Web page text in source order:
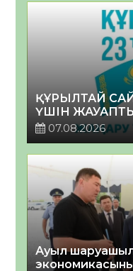
ҚҰРЫЛТАЙ
ҮШІН
07.08.2026
Ауыл
экономикасының